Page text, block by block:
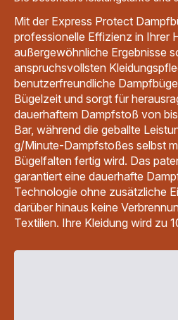
Mit der Express Protect
professionelle Effizienz in Ihrer
außergewöhnliche Ergebnisse
anspruchsvollsten
benutzerfreundliche
Bügelzeit und sorgt für
dauerhaftem Dampfstoß von
Bar, während die geballte
g/Minute-Dampfstoßes selbst
Bügelfalten fertig wird. Das
garantiert eine dauerhafte
Technologie ohne zusätzliche
darüber hinaus keine
Textilien. Ihre Kleidung wird zu